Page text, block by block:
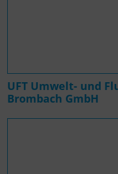
UFT Umwelt- und
Brombach GmbH